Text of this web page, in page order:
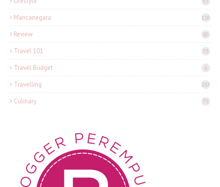
Mancanegara 110
Review 80
Travel 101 33
Travel Budget 6
Travelling 287
Culinary 75